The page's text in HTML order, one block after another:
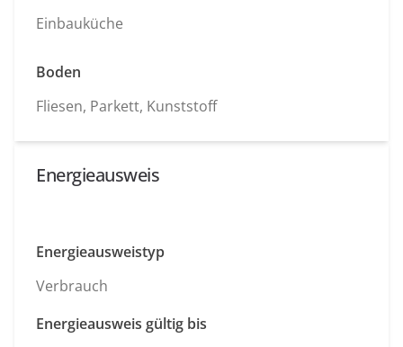
Einbauküche
Boden
Fliesen, Parkett, Kunststoff
Energieausweis
Energieausweistyp
Verbrauch
Energieausweis gültig bis